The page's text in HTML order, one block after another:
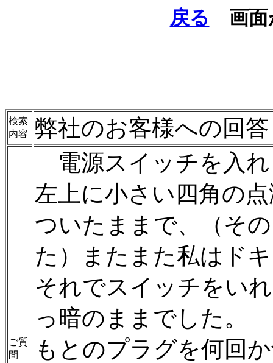
戻る 画面
検索
内容
弊社のお客様への回答
ご質
問
電源スイッチを入
左上に小さい四角の
ついたままで、（そ
た）またまた私はド
それでスイッチをい
っ暗のままでした。
もとのプラグを何回